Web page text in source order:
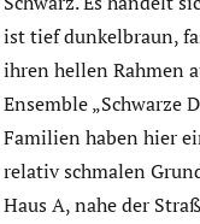
ist tief dunkelbraun,
ihren hellen Rahmen
Ensemble „Schwarze
Familien haben hier
relativ schmalen
Haus A, nahe der